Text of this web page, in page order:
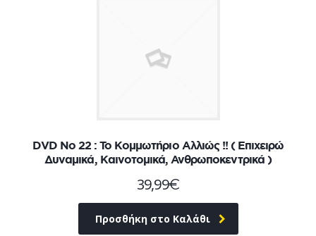
DVD No 22 : To Κομμωτήριο Αλλιώς !! ( Επιχειρώ
Δυναμικά, Καινοτομικά, Ανθρωποκεντρικά )
39,99€
Προσθήκη στο Καλάθι